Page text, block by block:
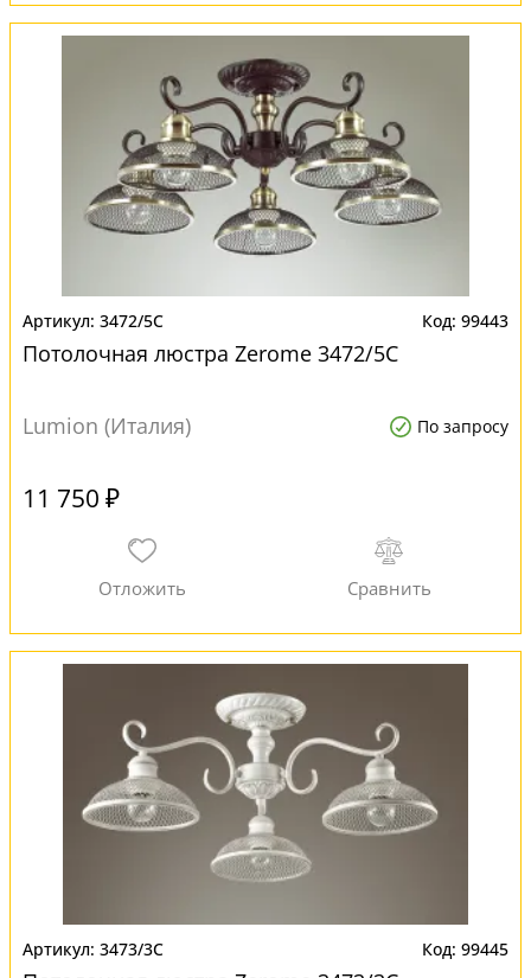
3472/5C 99443
Потолочная люстра Zerome 3472/5C
Lumion (Италия) По запросу
11 750 ₽
3473/3C 99445